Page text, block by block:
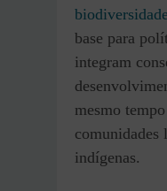
biodiversidade
base para
integram
mesmo
comunidades
indígenas.